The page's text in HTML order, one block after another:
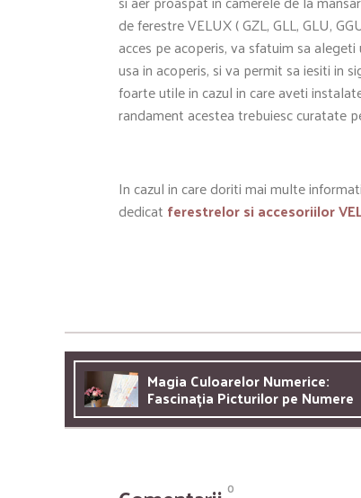
de ferestre VELUX ( GZL, GLL, GLU,
acces pe acoperis, va sfatuim sa
usa in acoperis, si va permit sa iesiti in
foarte utile in cazul in care aveti
randament acestea trebuiesc curatate
In cazul in care doriti mai multe
dedicat ferestrelor si accesoriilor
Magia Culoarelor Numerice:
Fascinația Picturilor pe Numere
0